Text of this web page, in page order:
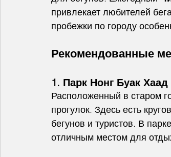
привлекает любителей
пробежки по городу
Рекомендованные
1. Парк Нонг Буак Хаад
Расположенный в старом
прогулок. Здесь есть
бегунов и туристов. В
отличным местом для